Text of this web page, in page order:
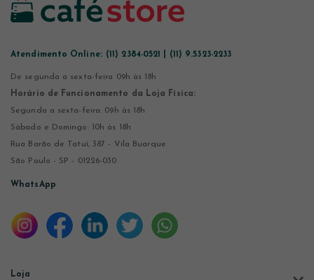
Atendimento Online: (11) 2384-0521 | (11) 9.5323-2233
De segunda a sexta-feira 09h às 18h
Horário de Funcionamento da Loja Física:
Segunda a sexta-feira: 09h às 18h
Sábado e Domingo: 10h às 18h
Rua Barão de Tatuí, 387 - Vila Buarque
São Paulo - SP - 01226-030
WhatsApp
Loja